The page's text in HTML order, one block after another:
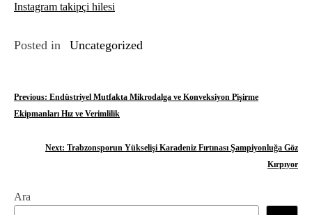
Instagram takipçi hilesi
Posted in Uncategorized
Y
g
Previous: Endüstriyel Mutfakta Mikrodalga ve Konveksiyon Pişirme
Ekipmanları Hız ve Verimlilik
Next: Trabzonsporun Yükselişi Karadeniz Fırtınası Şampiyonluğa Göz
Kırpıyor
Ara